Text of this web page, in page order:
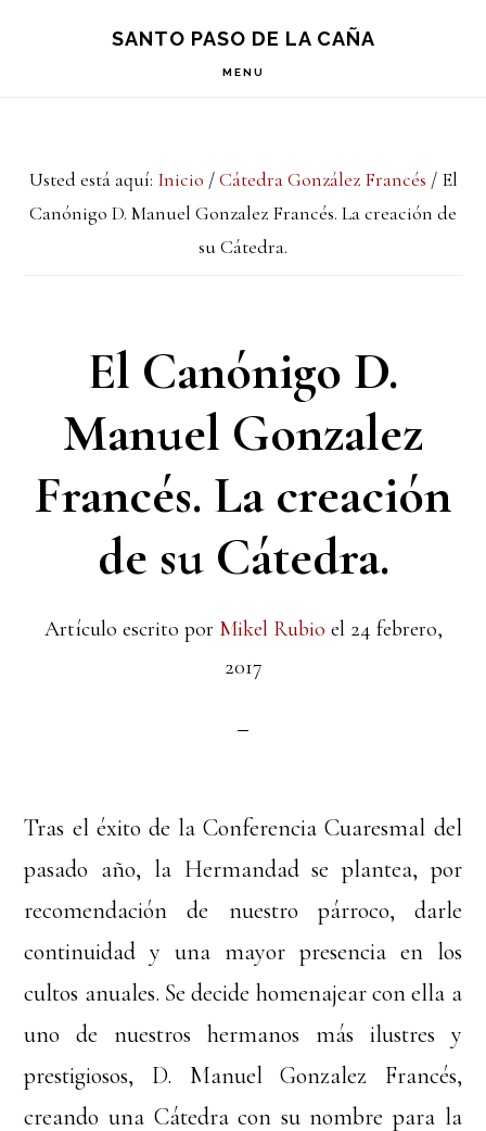
principal
lateral
principal
SANTO PASO DE LA CAÑA
MENU
Usted está aquí: Inicio / Cátedra González Francés /El
Canónigo D. Manuel Gonzalez Francés. La creación de
su Cátedra.
El Canónigo D.
Manuel Gonzalez
Francés. La creación
de su Cátedra.
Artículo escrito por Mikel Rubio el 24 febrero,
2017
Tras el éxito de la Conferencia Cuaresmal del
pasado año, la Hermandad se plantea, por
recomendación de nuestro párroco, darle
continuidad y una mayor presencia en los
cultos anuales. Se decide homenajear con ella a
uno de nuestros hermanos más ilustres y
prestigiosos, D. Manuel Gonzalez Francés,
creando una Cátedra con su nombre para la